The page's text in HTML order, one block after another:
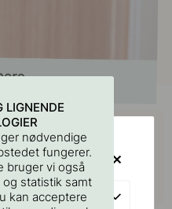
med
LIGNENDE
nødvendige
fungerer.
bruger vi også
statistik samt
kan acceptere